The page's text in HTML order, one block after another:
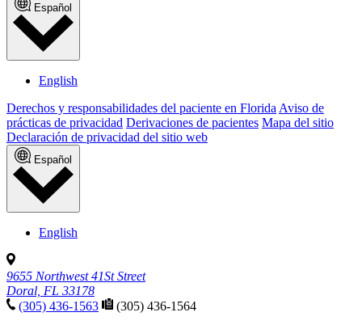
Español
English
Derechos y responsabilidades del paciente en Florida Aviso de
prácticas de privacidad Derivaciones de pacientes Mapa del sitio
Declaración de privacidad del sitio web
Español
English
9655 Northwest 41St Street
Doral, FL 33178
(305) 436-1563
(305) 436-1564